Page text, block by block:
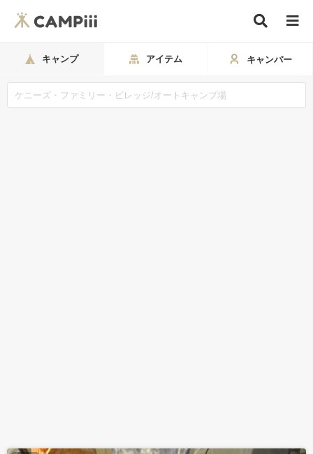
キャンプ アイテム キャンパー